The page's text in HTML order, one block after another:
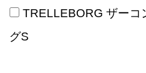
TRELLEBORG ザーコ
グS